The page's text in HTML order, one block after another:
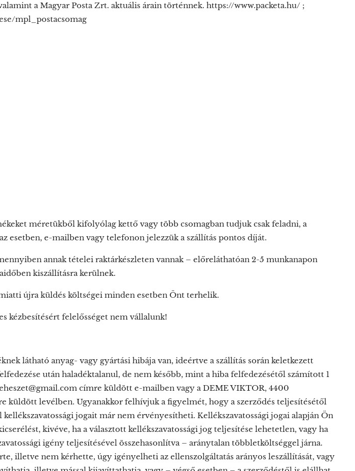
a Magyar Posta Zrt. aktuális árain történnek. https://www.packeta.hu/ ;
mpl_postacsomag
méretükből kifolyólag kettő vagy több csomagban tudjuk csak feladni, a
esetben, e-mailben vagy telefonon jelezzük a szállítás pontos díját.
annak tételei raktárkészleten vannak – előreláthatóan 2-5 munkanapon
kiszállításra kerülnek.
újra küldés költségei minden esetben Önt terhelik.
kézbesítésért felelősséget nem vállalunk!
látható anyag- vagy gyártási hibája van, ideértve a szállítás során keletkezett
után haladéktalanul, de nem később, mint a hiba felfedezésétől számított 1
címre küldött e-mailben vagy a DEME VIKTOR, 4400
küldött levélben. Ugyanakkor felhívjuk a figyelmét, hogy a szerződés teljesítésétől
jogait már nem érvényesítheti. Kellékszavatossági jogai alapján Ön
kivéve, ha a választott kellékszavatossági jog teljesítése lehetetlen, vagy ha
igény teljesítésével összehasonlítva – aránytalan többletköltséggel járna.
illetve nem kérhette, úgy igényelheti az ellenszolgáltatás arányos leszállítását, vagy